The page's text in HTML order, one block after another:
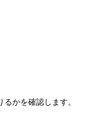
かを確認します。